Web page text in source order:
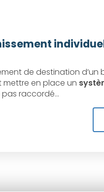
de destination
en place un
pas raccordé…